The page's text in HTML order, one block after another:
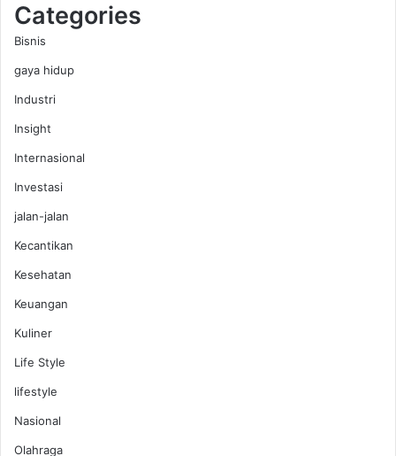
Categories
Bisnis
gaya hidup
Industri
Insight
Internasional
Investasi
jalan-jalan
Kecantikan
Kesehatan
Keuangan
Kuliner
Life Style
lifestyle
Nasional
Olahraga